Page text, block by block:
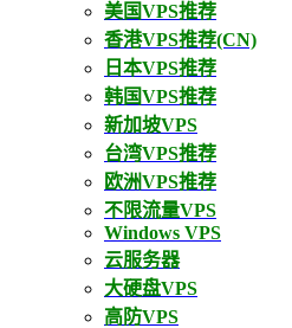
美国VPS推荐
香港VPS推荐(CN)
日本VPS推荐
韩国VPS推荐
新加坡VPS
台湾VPS推荐
欧洲VPS推荐
不限流量VPS
Windows VPS
云服务器
大硬盘VPS
高防VPS